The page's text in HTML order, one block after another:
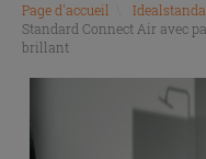
Page d'accueil
Standard Connect Air avec
brillant